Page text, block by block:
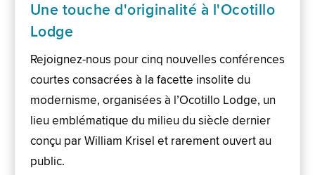
Une touche d'originalité à l'Ocotillo
Lodge
Rejoignez-nous pour cinq nouvelles conférences
courtes consacrées à la facette insolite du
modernisme, organisées à l’Ocotillo Lodge, un
lieu emblématique du milieu du siècle dernier
conçu par William Krisel et rarement ouvert au
public.